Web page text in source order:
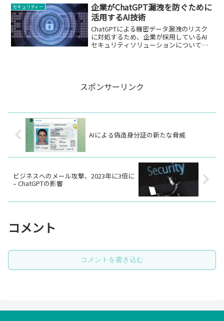
セキュリティー
企業がChatGPT漏洩を防ぐために
活用するAI技術
ChatGPTによる機密データ漏洩のリスク
に対処するため、企業が採用しているAI
セキュリティソリューションについて解
スポンサーリンク
AIによる偽造身分証の新たな脅威
ビジネスへのメール攻撃、2023年に3倍に
– ChatGPTの影響
コメント
コメントを書き込む